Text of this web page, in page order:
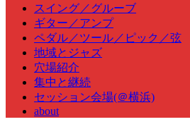
スイング／グルーブ
ギター／アンプ
ペダル／ツール／ピック／弦
地域とジャズ
穴場紹介
集中と継続
セッション会場(＠横浜)
about